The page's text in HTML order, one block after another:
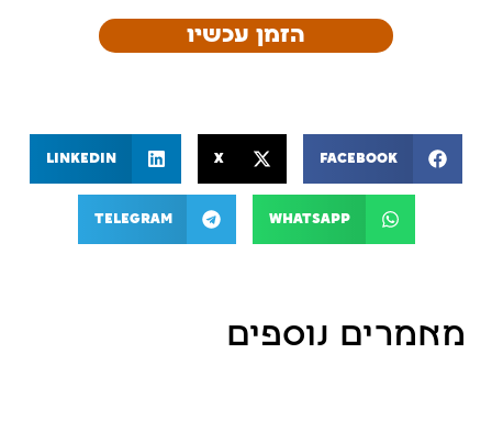
הזמן עכשיו
Facebook
X
LinkedIn
WhatsApp
Telegram
מאמרים נוספים